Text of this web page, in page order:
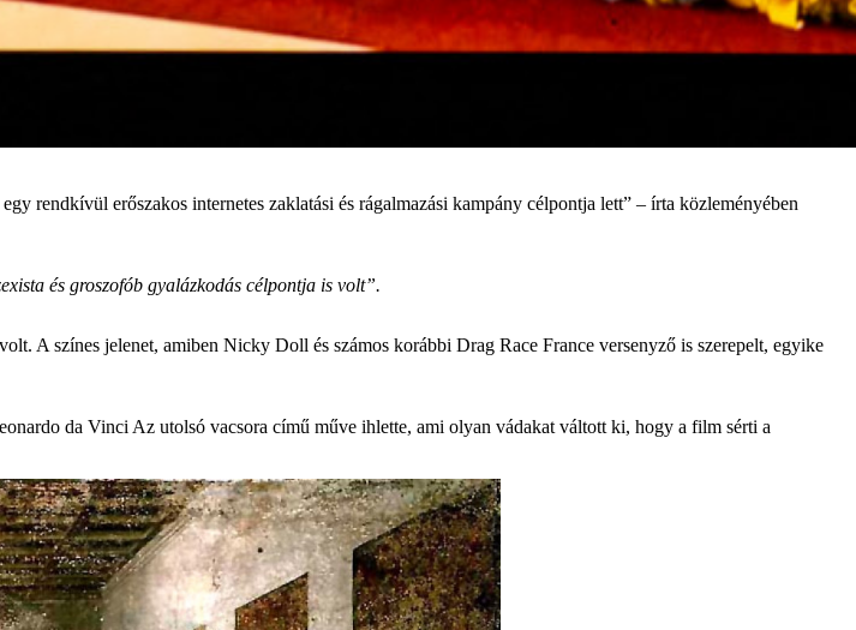
rendkívül erőszakos internetes zaklatási és rágalmazási kampány célpontja lett” – írta közleményében
és groszofób gyalázkodás célpontja is volt”.
A színes jelenet, amiben Nicky Doll és számos korábbi Drag Race France versenyző is szerepelt, egyike
da Vinci Az utolsó vacsora című műve ihlette, ami olyan vádakat váltott ki, hogy a film sérti a